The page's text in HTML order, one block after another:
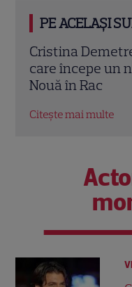
PE ACELAȘI
August
zodii. Vin bani
oportunitățile se
Citește mai multe